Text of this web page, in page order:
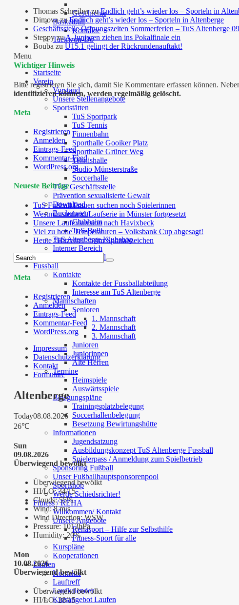
Geschichte
Basketball
Kontakte
Taekwon-Do
Menu
Startseite
Verein
Vorstand
Unsere Stellenangebote
Sportstätten
TuS Sportpark
TuS Tennis
Finnenbahn
Sporthalle Gooiker Platz
Sporthalle Grüner Weg
Tennishalle
Studio Münsterstraße
Soccerhalle
TUS Geschäftsstelle
Prävention sexualisierte Gewalt
Download
Buchungen
Clubheim
TuS-Bulli
TuS Altenberge Klubshop
Interner Bereich
TuS Cloud
Fussball
Kontakte
Kontakte der Fussballabteilung
Interesse am TuS Altenberge
Mannschaften
Senioren
1. Mannschaft
2. Mannschaft
3. Mannschaft
Junioren
Juniorinnen
Alte Herren
Termine
Heimspiele
Auswärtsspiele
Belegungspläne
Trainingsplatzbelegung
Soccerhallenbelegung
Besetzung Bewirtungshütte
Informationen
Jugendsatzung
Ausbildungskonzept TuS Altenberge Fussball
Spielerpass / Anmeldung zum Spielbetrieb
Sponsoring Fußball
Unser Fußballhauptsponsorenpool
Sportshop
Werde Schiedsrichter!
Fitness / REHA
Willkommen/ Kontakt
Unsere Angebote
Rehasport – Hilfe zur Selbsthilfe
Fitness-Sport für alle
Kurspläne
Kooperationen
Laufen
Kontakte
Lauftreff
Laufkalender
Kursangebot Laufen
Thomas SchreiberzuEndlich geht’s wieder los – Sporteln in
DimovazuEndlich geht’s wieder los – Sporteln in Altenberge
Geschäftsstelle Öffnungszeiten Sommerferien – TuS Altenberge 09
SteppyzuA-Junioren ziehen ins Pokalfinale ein
Bouba zu U15.1 gelingt der Rückrundenauftakt!
Wichtiger Hinweis
Bitte registrieren Sie sich, damit Sie Kommentare erfassen können.
identifizieren können, werden regelmäßig gelöscht.
Meta
Registrieren
Anmelden
Eintrags-Feed
Kommentar-Feed
WordPress.org
Neueste Beiträge
TuS Fußball Frauen suchen noch Spielerinnen
Westmünsterland-Laufserie in Münster fortgesetzt
Unsere Laufexkursion nach Havixbeck
Viel zu hohe Temperaturen – Volksbank Cup abgesagt!
Heute “Hitzefrei” beim Sportabzeichen
Meta
Registrieren
Anmelden
Eintrags-Feed
Kommentar-Feed
WordPress.org
Impressum
Datenschutzerklärung
Kontakt
Formulare
Altenberge
Today08.08.2026
26℃
Sun
09.08.2026
Überwiegend bewölkt
Überwiegend bewölkt
HI/LO:34/15
Clouds:55%
Wind:8 m/s
Wind Direction:WSW
Pressure:1013hPa
Humidity:20%
Mon
10.08.2026
Überwiegend bewölkt
Überwiegend bewölkt
HI/LO:28/15